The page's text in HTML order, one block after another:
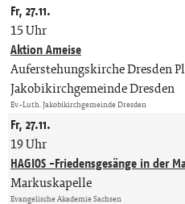
Fr, 27.11.
15 Uhr
Aktion Ameise
Auferstehungskirche Dresden
Jakobikirchgemeinde Dresden
Ev.-Luth. Jakobikirchgemeinde Dresden
Fr, 27.11.
19 Uhr
HAGIOS -Friedensgesänge in der
Markuskapelle
Evangelische Akademie Sachsen